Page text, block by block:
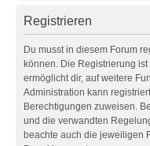
Registrieren
Du musst in diesem Forum
können. Die Registrierung
ermöglicht dir, auf weitere
Administration kann
Berechtigungen zuweisen.
und die verwandten
beachte auch die jeweiligen